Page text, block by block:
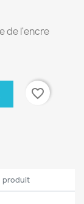
de l'encre
favorite_border
produit